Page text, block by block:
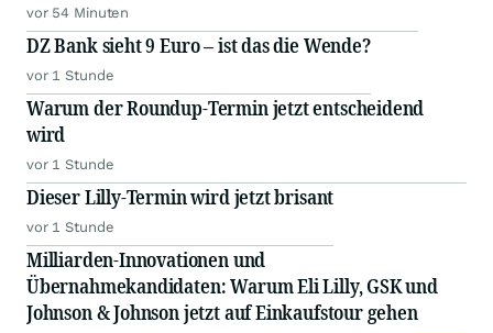
vor 54 Minuten
DZ Bank sieht 9 Euro – ist das die Wende?
vor 1 Stunde
Warum der Roundup-Termin jetzt entscheidend
wird
vor 1 Stunde
Dieser Lilly-Termin wird jetzt brisant
vor 1 Stunde
Milliarden-Innovationen und
Übernahmekandidaten: Warum Eli Lilly, GSK und
Johnson & Johnson jetzt auf Einkaufstour gehen